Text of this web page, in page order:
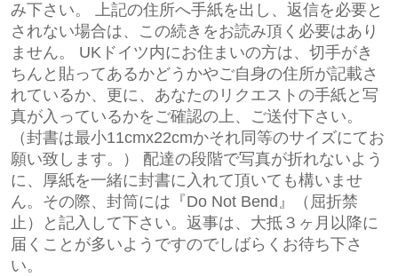
み下さい。 上記の住所へ手紙を出し、返信を必要と
されない場合は、この続きをお読み頂く必要はあり
ません。 UKドイツ内にお住まいの方は、切手がき
ちんと貼ってあるかどうかやご自身の住所が記載さ
れているか、更に、あなたのリクエストの手紙と写
真が入っているかをご確認の上、ご送付下さい。
（封書は最小11cmx22cmかそれ同等のサイズにてお
願い致します。） 配達の段階で写真が折れないよう
に、厚紙を一緒に封書に入れて頂いても構いませ
ん。その際、封筒には『Do Not Bend』（屈折禁
止）と記入して下さい。返事は、大抵３ヶ月以降に
届くことが多いようですのでしばらくお待ち下さ
い。